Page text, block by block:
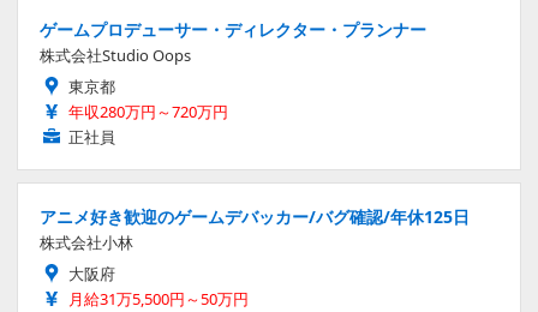
ゲームプロデューサー・ディレクター・プランナー
株式会社Studio Oops
東京都
年収280万円～720万円
正社員
アニメ好き歓迎のゲームデバッカー/バグ確認/年休125日
株式会社小林
大阪府
月給31万5,500円～50万円